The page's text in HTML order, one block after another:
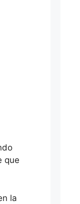
que
la